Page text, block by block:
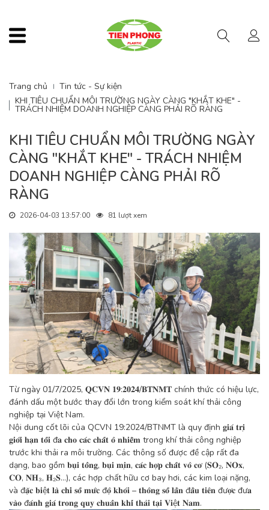
Trang chủ
Tin tức - Sự kiện
KHI TIÊU CHUẨN MÔI TRƯỜNG NGÀY CÀNG "KHẮT KHE" -
TRÁCH NHIỆM DOANH NGHIỆP CÀNG PHẢI RÕ RÀNG
KHI TIÊU CHUẨN MÔI TRƯỜNG NGÀY
CÀNG "KHẮT KHE" - TRÁCH NHIỆM
DOANH NGHIỆP CÀNG PHẢI RÕ
RÀNG
2026-04-03 13:57:00 81 lượt xem
Từ ngày 01/7/2025, 𝐐𝐂𝐕𝐍 𝟏𝟗:𝟐𝟎𝟐𝟒/𝐁𝐓𝐍𝐌𝐓 chính thức có hiệu lực,
đánh dấu một bước thay đổi lớn trong kiểm soát khí thải công
nghiệp tại Việt Nam.
Nội dung cốt lõi của QCVN 19:2024/BTNMT là quy định 𝐠𝐢𝐚́ 𝐭𝐫𝐢̣
𝐠𝐢𝐨̛́𝐢 𝐡𝐚̣𝐧 𝐭𝐨̂́𝐢 đ𝐚 𝐜𝐡𝐨 𝐜𝐚́𝐜 𝐜𝐡𝐚̂́𝐭 𝐨̂ 𝐧𝐡𝐢𝐞̂̃𝐦 trong khí thải công nghiệp
trước khi thải ra môi trường. Các thông số được đề cập rất đa
dạng, bao gồm 𝐛𝐮̣𝐢 𝐭𝐨̂̉𝐧𝐠, 𝐛𝐮̣𝐢 𝐦𝐢̣𝐧, 𝐜𝐚́𝐜 𝐡𝐨̛̣𝐩 𝐜𝐡𝐚̂́𝐭 𝐯𝐨̂ 𝐜𝐨̛ (𝐒𝐎₂, 𝐍𝐎𝐱,
𝐂𝐎, 𝐍𝐇₃, 𝐇₂𝐒…), các hợp chất hữu cơ bay hơi, các kim loại nặng,
và đ𝐚̣̆𝐜 𝐛𝐢ệ𝐭 𝐥𝐚̀ 𝐜𝐡𝐢̉ 𝐬𝐨̂́ 𝐦𝐮̛́𝐜 đ𝐨̣̂ 𝐤𝐡𝐨́𝐢 – 𝐭𝐡𝐨̂𝐧𝐠 𝐬𝐨̂́ 𝐥𝐚̂̀𝐧 đ𝐚̂̀𝐮 𝐭𝐢𝐞̂𝐧 đư𝐨̛̣𝐜 đư𝐚
𝐯𝐚̀𝐨 đ𝐚́𝐧𝐡 𝐠𝐢𝐚́ 𝐭𝐫𝐨𝐧𝐠 𝐪𝐮𝐲 𝐜𝐡𝐮𝐚̂̉𝐧 𝐤𝐡𝐢́ 𝐭𝐡𝐚̉𝐢 𝐭𝐚̣𝐢 𝐕𝐢ệ𝐭 𝐍𝐚𝐦.